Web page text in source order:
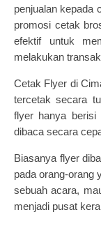
penjualan kepada
promosi cetak
efektif untuk
melakukan
Cetak Flyer di
tercetak secara
flyer hanya berisi
dibaca secara
Biasanya flyer
pada orang-orang
sebuah acara,
menjadi pusat